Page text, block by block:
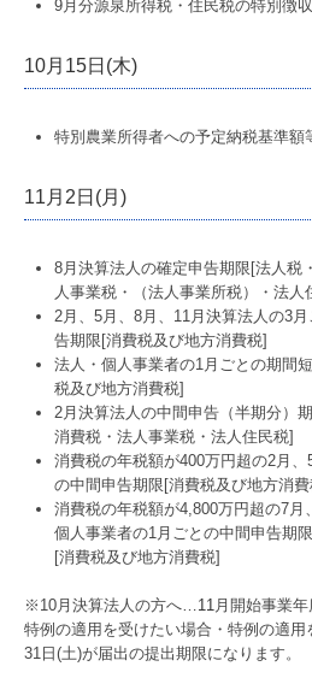
9月分源泉所得税・住民税の特別徴
10月15日(木)
特別農業所得者への予定納税基準額
11月2日(月)
8月決算法人の確定申告期限[法人税
人事業税・（法人事業所税）・法人
2月、5月、8月、11月決算法人の3
告期限[消費税及び地方消費税]
法人・個人事業者の1月ごとの期間
税及び地方消費税]
2月決算法人の中間申告（半期分）
消費税・法人事業税・法人住民税]
消費税の年税額が400万円超の2月
の中間申告期限[消費税及び地方消費
消費税の年税額が4,800万円超の7月
個人事業者の1月ごとの中間申告期
[消費税及び地方消費税]
※10月決算法人の方へ…11月開始事業
特例の適用を受けたい場合・特例の適用
31日(土)が届出の提出期限になります。